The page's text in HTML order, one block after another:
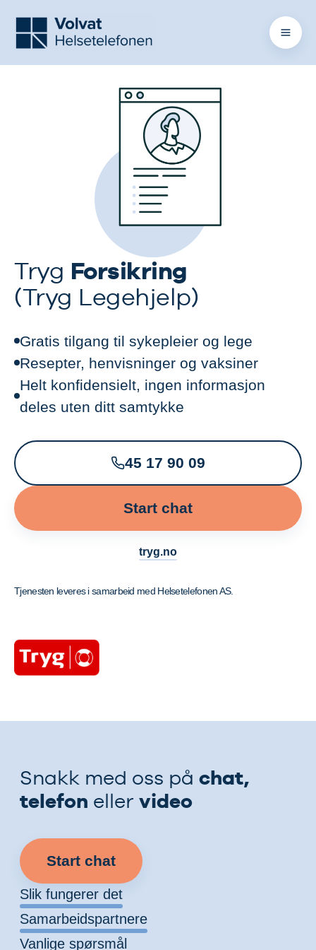
Tryg Forsikring
(Tryg Legehjelp)
Gratis tilgang til sykepleier og lege
Resepter, henvisninger og vaksiner
Helt konfidensielt, ingen informasjon
deles uten ditt samtykke
45 17 90 09
Start chat
tryg.no
Tjenesten leveres i samarbeid med Helsetelefonen AS.
Snakk med oss på chat,
telefon eller video
Start chat
Slik fungerer det
Samarbeidspartnere
Vanlige spørsmål